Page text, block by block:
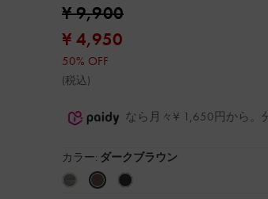
¥ 9,900
¥ 4,950
50% OFF
(税込)
なら月々¥ 1,650円から。
カラー: ダークブラウン